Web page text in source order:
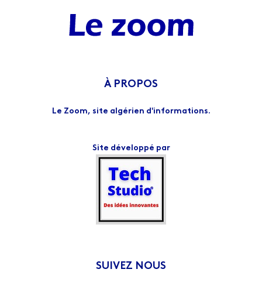
À PROPOS
Le Zoom, site algérien d'informations.
Site développé par
SUIVEZ NOUS